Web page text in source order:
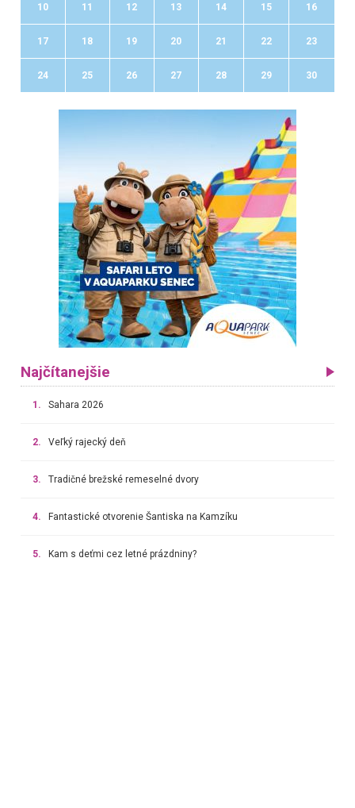
10 11 12 13 14 15 16
17 18 19 20 21 22 23
24 25 26 27 28 29 30
Najčítanejšie
1. Sahara 2026
2. Veľký rajecký deň
3. Tradičné brežské remeselné dvory
4. Fantastické otvorenie Šantiska na Kamzíku
5. Kam s deťmi cez letné prázdniny?